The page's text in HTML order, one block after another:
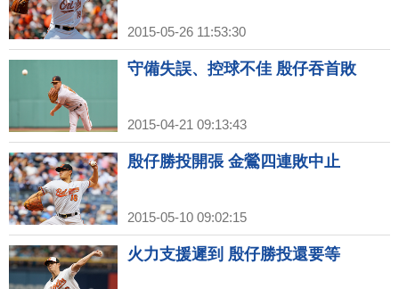
2015-05-26 11:53:30
守備失誤、控球不佳 殷仔吞首敗
2015-04-21 09:13:43
殷仔勝投開張 金鶯四連敗中止
2015-05-10 09:02:15
火力支援遲到 殷仔勝投還要等